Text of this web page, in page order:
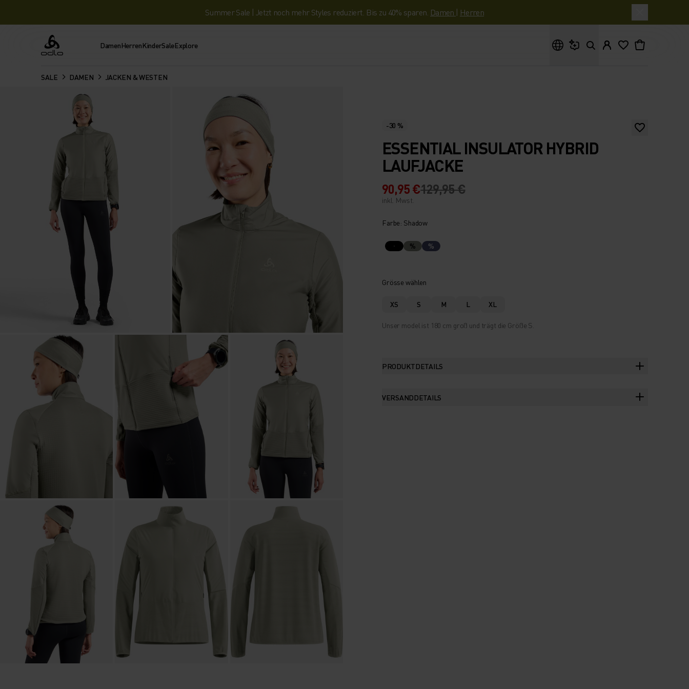
Summer Sale | Jetzt noch mehr Styles reduziert. Bis zu 40% sparen. Damen | Herren
Odlo DamenHerrenKinderSaleExplore
SALE DAMEN JACKEN & WESTEN
-30 %
ESSENTIAL INSULATOR HYBRID
LAUFJACKE
90,95 €129,95 €
inkl. Mwst.
Farbe: Shadow
% %
Grösse wählen
XS S M L XL
Unser model ist 180 cm groß und trägt die Größe S.
PRODUKTDETAILS
VERSANDDETAILS